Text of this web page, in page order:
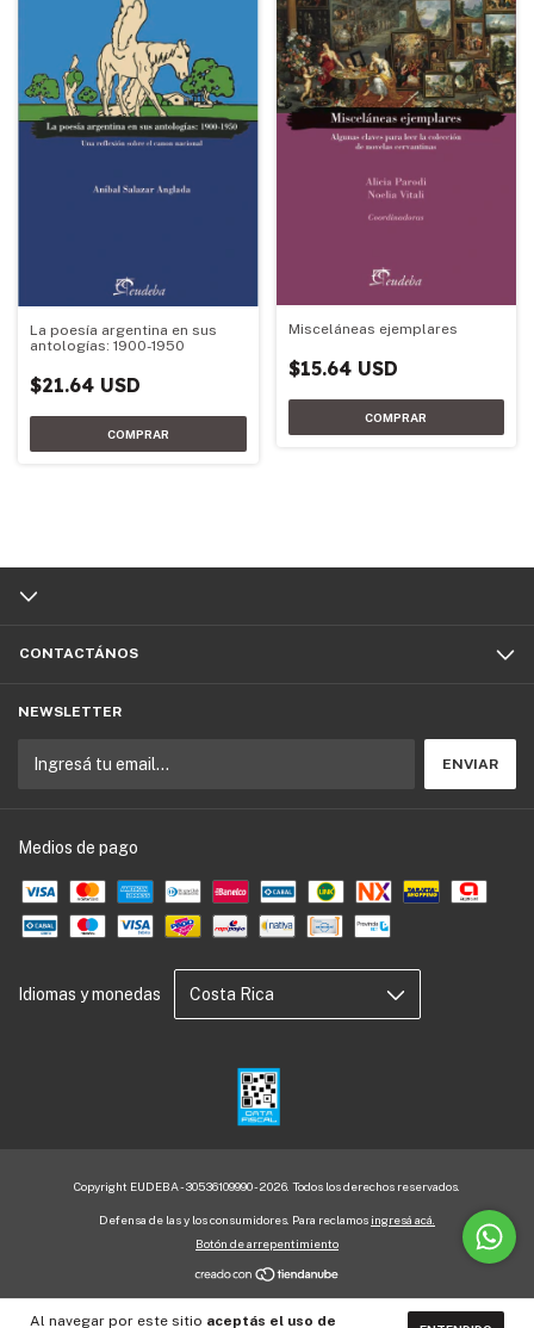
Al navegar por este sitio aceptás el uso de
La poesía argentina en sus
antologías: 1900-1950
$21.64 USD
Misceláneas ejemplares
$15.64 USD
CONTACTÁNOS
NEWSLETTER
Medios de pago
Idiomas y monedas
Copyright EUDEBA - 30536109990 - 2026. Todos los derechos reservados.
Defensa de las y los consumidores. Para reclamos ingresá acá.
Botón de arrepentimiento